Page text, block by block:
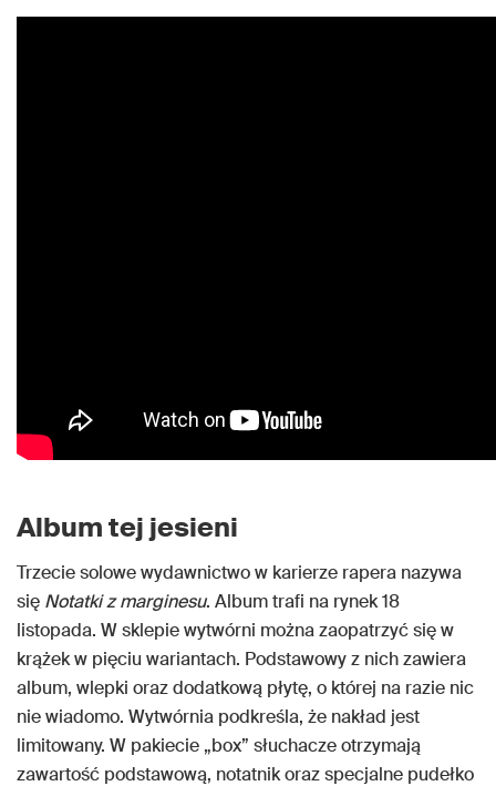
Album tej jesieni
Trzecie solowe wydawnictwo w karierze rapera nazywa
się Notatki z marginesu. Album trafi na rynek 18
listopada. W sklepie wytwórni można zaopatrzyć się w
krążek w pięciu wariantach. Podstawowy z nich zawiera
album, wlepki oraz dodatkową płytę, o której na razie nic
nie wiadomo. Wytwórnia podkreśla, że nakład jest
limitowany. W pakiecie „box” słuchacze otrzymają
zawartość podstawową, notatnik oraz specjalne pudełko